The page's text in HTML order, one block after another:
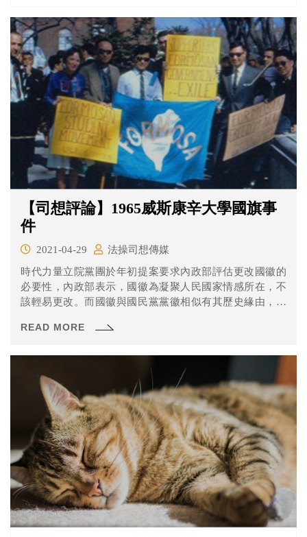
的分析。
【司想評論】1965威斯康辛大學國旗事
件
2021-04-29
法操司想傳媒
時代力量立院黨團於年初提案要求內政部評估更改國徽的
必要性，內政部表示，國徽為凝聚人民國家情感所在，不
該輕易更改。而國徽與國民黨黨徽相似有其歷史緣由，但
READ MORE